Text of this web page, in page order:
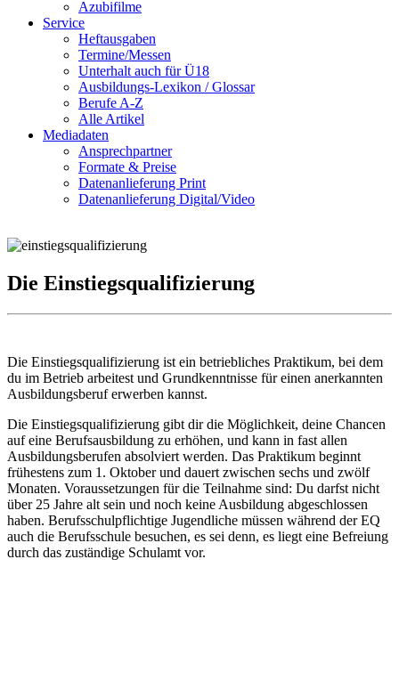
Azubifilme
Service
Heftausgaben
Termine/Messen
Unterhalt auch für Ü18
Ausbildungs-Lexikon / Glossar
Berufe A-Z
Alle Artikel
Mediadaten
Ansprechpartner
Formate & Preise
Datenanlieferung Print
Datenanlieferung Digital/Video
Die Einstiegsqualifizierung
Die Einstiegsqualifizierung ist ein betriebliches Praktikum, bei dem
du im Betrieb arbeitest und Grundkenntnisse für einen anerkannten
Ausbildungsberuf erwerben kannst.
Die Einstiegsqualifizierung gibt dir die Möglichkeit, deine Chancen
auf eine Berufsausbildung zu erhöhen, und kann in fast allen
Ausbildungsberufen absolviert werden. Das Praktikum beginnt
frühestens zum 1. Oktober und dauert zwischen sechs und zwölf
Monaten. Voraussetzungen für die Teilnahme sind: Du darfst nicht
über 25 Jahre alt sein und noch keine Ausbildung abgeschlossen
haben. Berufsschulpflichtige Jugendliche müssen während der EQ
auch die Berufsschule besuchen, es sei denn, es liegt eine Befreiung
durch das zuständige Schulamt vor.